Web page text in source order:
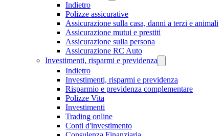
Indietro
Polizze assicurative
Assicurazione sulla casa, danni a terzi e animali
Assicurazione mutui e prestiti
Assicurazione sulla persona
Assicurazione RC Auto
Investimenti, risparmi e previdenza
Indietro
Investimenti, risparmi e previdenza
Risparmio e previdenza complementare
Polizze Vita
Investimenti
Trading online
Conti d'investimento